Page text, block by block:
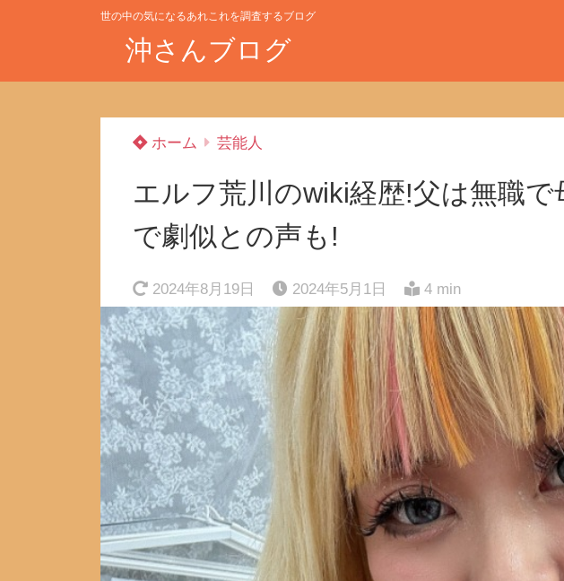
世の中の気になるあれこれを調査するブログ
沖さんブログ
ホーム 芸能人
エルフ荒川のwiki経歴!父は無職で
で劇似との声も!
2024年8月19日 2024年5月1日 4 min